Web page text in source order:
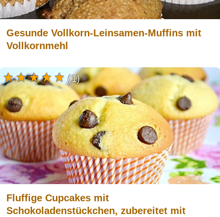
Gesunde Vollkorn-Leinsamen-Muffins mit
Vollkornmehl
Fluffige Cupcakes mit
Schokoladenstückchen, zubereitet mit
(1)